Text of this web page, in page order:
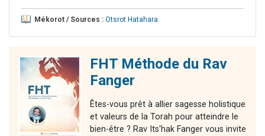
Mékorot / Sources : Otsrot Hatahara.
FHT Méthode du Rav
Fanger
Êtes-vous prêt à allier sagesse holistique
et valeurs de la Torah pour atteindre le
bien-être ? Rav Its'hak Fanger vous invite